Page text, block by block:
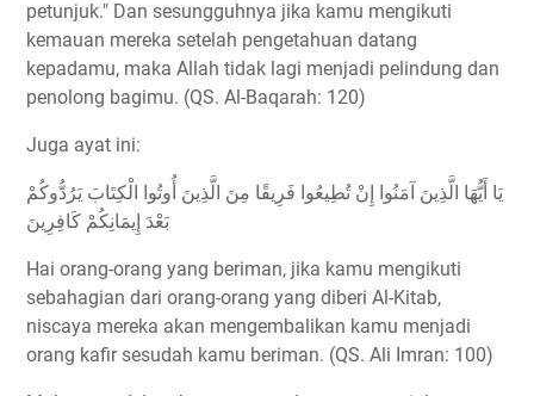
petunjuk." Dan sesungguhnya jika kamu mengikuti
kemauan mereka setelah pengetahuan datang
kepadamu, maka Allah tidak lagi menjadi pelindung dan
penolong bagimu. (QS. Al-Baqarah: 120)
Juga ayat ini:
يَا أَيُّهَا الَّذِينَ آمَنُوا إِنْ تُطِيعُوا فَرِيقًا مِنَ الَّذِينَ أُوتُوا الْكِتَابَ يَرُدُّوكُمْ
بَعْدَ إِيمَانِكُمْ كَافِرِينَ
Hai orang-orang yang beriman, jika kamu mengikuti
sebahagian dari orang-orang yang diberi Al-Kitab,
niscaya mereka akan mengembalikan kamu menjadi
orang kafir sesudah kamu beriman. (QS. Ali Imran: 100)